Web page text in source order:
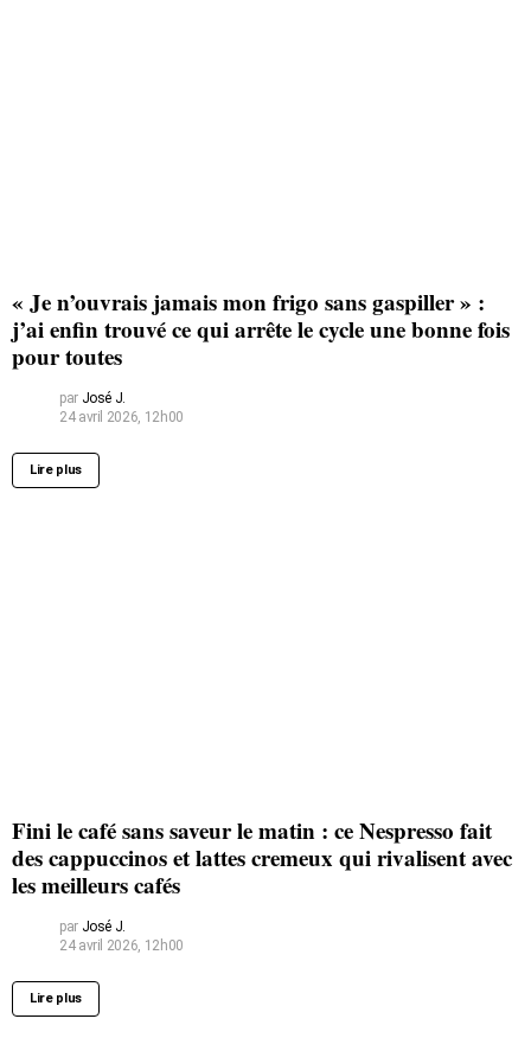
« Je n’ouvrais jamais mon frigo sans gaspiller » :
j’ai enfin trouvé ce qui arrête le cycle une bonne fois
pour toutes
par José J.
24 avril 2026, 12h00
Lire plus
Fini le café sans saveur le matin : ce Nespresso fait
des cappuccinos et lattes cremeux qui rivalisent avec
les meilleurs cafés
par José J.
24 avril 2026, 12h00
Lire plus